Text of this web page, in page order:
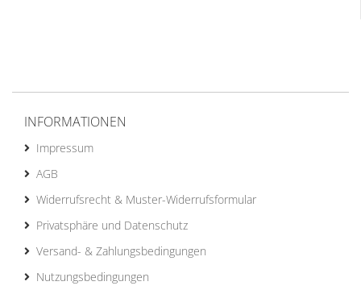
INFORMATIONEN
Impressum
AGB
Widerrufsrecht & Muster-Widerrufsformular
Privatsphäre und Datenschutz
Versand- & Zahlungsbedingungen
Nutzungsbedingungen